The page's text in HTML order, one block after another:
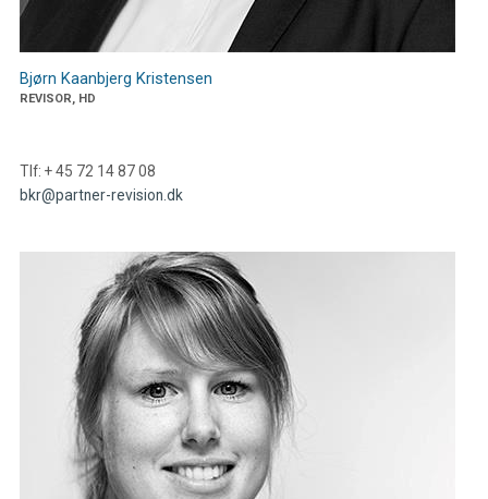
Bjørn Kaanbjerg Kristensen
REVISOR, HD
Tlf: + 45 72 14 87 08
bkr@partner-revision.dk